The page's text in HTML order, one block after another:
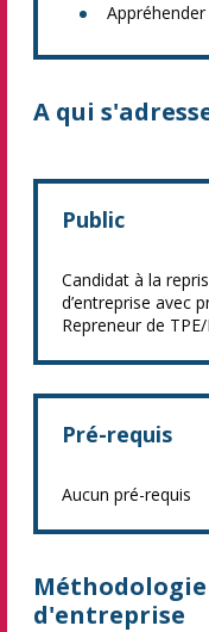
A qui
Public
Candidat à la
d’entreprise avec
Repreneur de
Pré-requis
Aucun pré-requis
d'entreprise